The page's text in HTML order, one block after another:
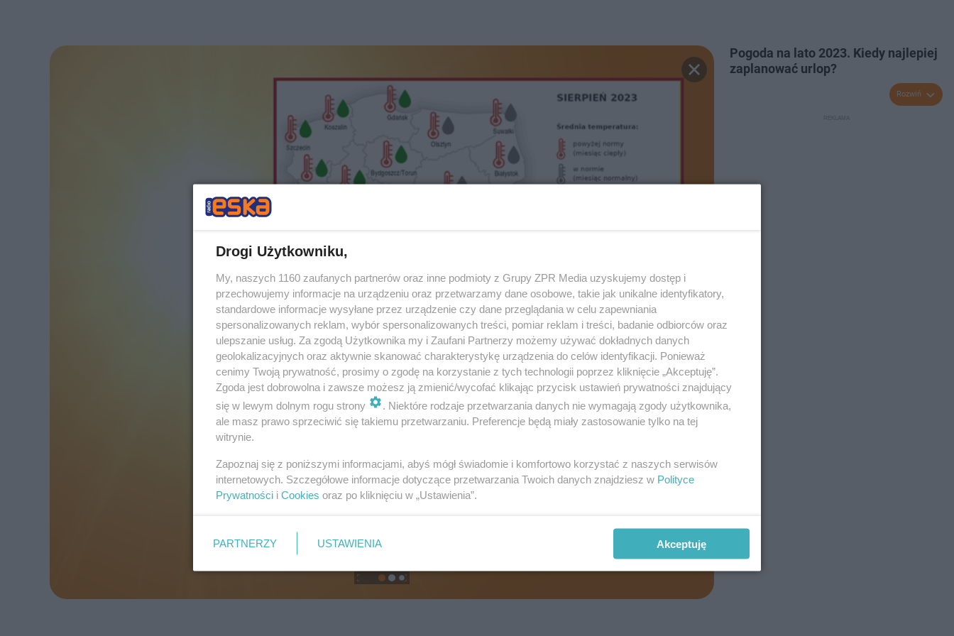
Pogoda na lato 2023. Kiedy najlepiej
zaplanować urlop?
Rozwiń
Drogi Użytkowniku,
My, naszych 1160 zaufanych partnerów oraz inne podmioty z Grupy ZPR Media uzyskujemy dostęp i
przechowujemy informacje na urządzeniu oraz przetwarzamy dane osobowe, takie jak unikalne identyfikatory,
standardowe informacje wysyłane przez urządzenie czy dane przeglądania w celu zapewniania
spersonalizowanych reklam, wybór spersonalizowanych treści, pomiar reklam i treści, badanie odbiorców oraz
ulepszanie usług. Za zgodą Użytkownika my i Zaufani Partnerzy możemy używać dokładnych danych
geolokalizacyjnych oraz aktywnie skanować charakterystykę urządzenia do celów identyfikacji. Ponieważ
cenimy Twoją prywatność, prosimy o zgodę na korzystanie z tych technologii poprzez kliknięcie „Akceptuję”.
Zgoda jest dobrowolna i zawsze możesz ją zmienić/wycofać klikając przycisk ustawień prywatności znajdujący
się w lewym dolnym rogu strony
. Niektóre rodzaje przetwarzania danych nie wymagają zgody użytkownika,
ale masz prawo sprzeciwić się takiemu przetwarzaniu. Preferencje będą miały zastosowanie tylko na tej
witrynie.
Zapoznaj się z poniższymi informacjami, abyś mógł świadomie i komfortowo korzystać z naszych serwisów
internetowych. Szczegółowe informacje dotyczące przetwarzania Twoich danych znajdziesz w Polityce
Prywatności i Cookies oraz po kliknięciu w „Ustawienia”.
PARTNERZY USTAWIENIA Akceptuję